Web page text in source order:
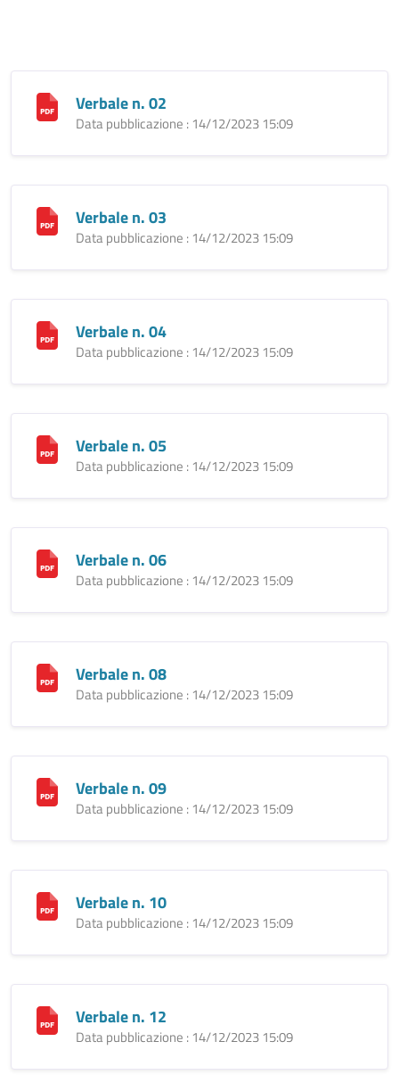
Verbale n. 02
Data pubblicazione : 14/12/2023 15:09
Verbale n. 03
Data pubblicazione : 14/12/2023 15:09
Verbale n. 04
Data pubblicazione : 14/12/2023 15:09
Verbale n. 05
Data pubblicazione : 14/12/2023 15:09
Verbale n. 06
Data pubblicazione : 14/12/2023 15:09
Verbale n. 08
Data pubblicazione : 14/12/2023 15:09
Verbale n. 09
Data pubblicazione : 14/12/2023 15:09
Verbale n. 10
Data pubblicazione : 14/12/2023 15:09
Verbale n. 12
Data pubblicazione : 14/12/2023 15:09